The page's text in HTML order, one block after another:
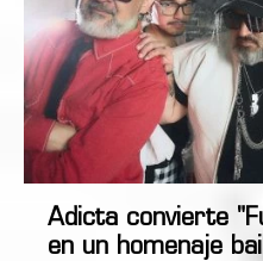
Adicta convierte
en un homenaje